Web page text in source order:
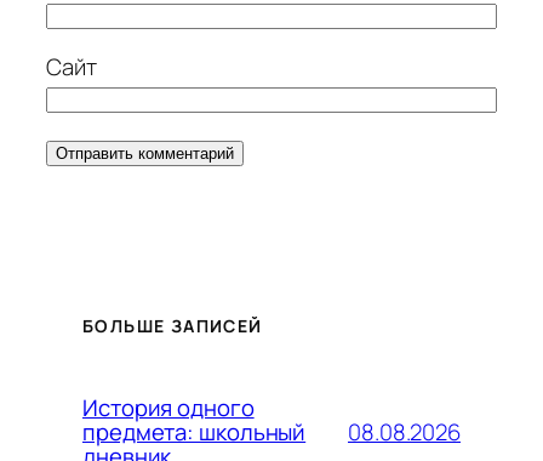
Сайт
БОЛЬШЕ ЗАПИСЕЙ
История одного
предмета: школьный 08.08.2026